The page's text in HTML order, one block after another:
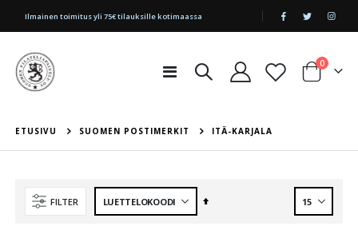
|
Ilmainen toimitus yli 75€ tilauksille kotimaassa
Toggle
Cart
0tuotetta
ETUSIVU SUOMEN POSTIMERKIT ITÄ-KARJALA
FILTER
Aseta